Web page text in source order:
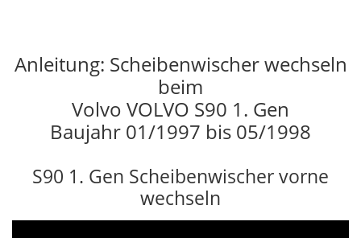
Anleitung: Scheibenwischer wechseln
beim
Volvo VOLVO S90 1. Gen
Baujahr 01/1997 bis 05/1998
S90 1. Gen Scheibenwischer vorne
wechseln